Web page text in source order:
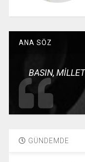
ANA SÖZ
BASIN,
GÜNDEMDE